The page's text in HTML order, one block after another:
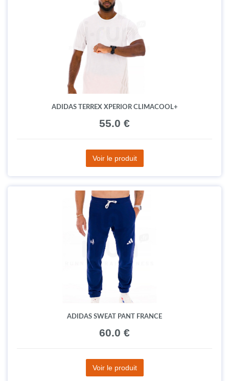
ADIDAS TERREX XPERIOR CLIMACOOL+
55.0 €
Voir le produit
ADIDAS SWEAT PANT FRANCE
60.0 €
Voir le produit